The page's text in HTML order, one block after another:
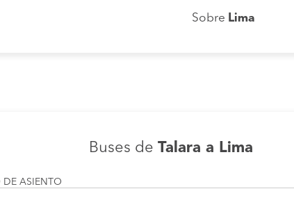
Sobre Lima
Buses de Talara a Lima
DE ASIENTO